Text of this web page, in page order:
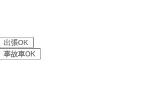
出張OK
事故車OK